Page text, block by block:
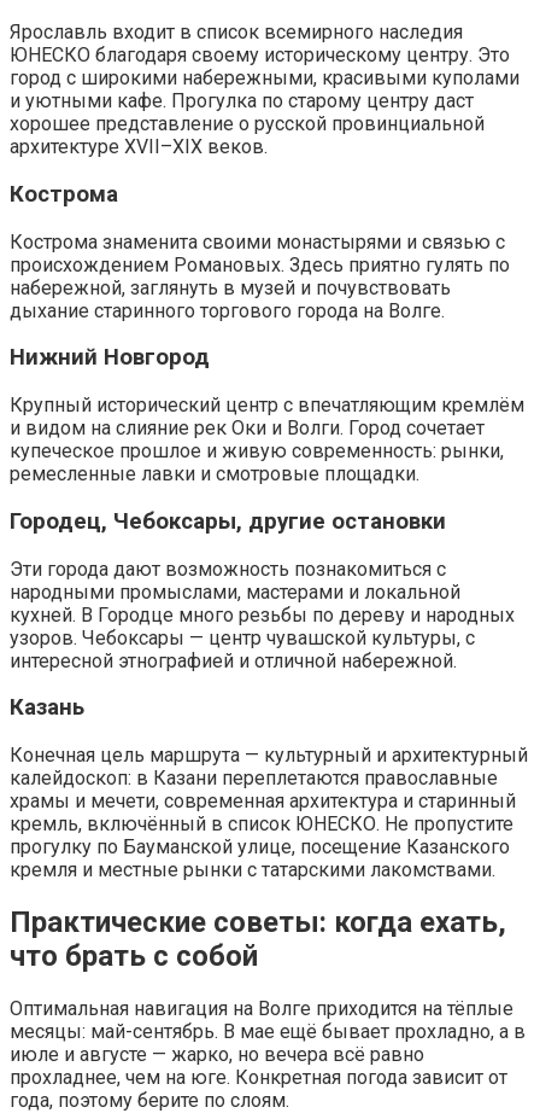
Ярославль входит в список всемирного наследия
ЮНЕСКО благодаря своему историческому центру. Это
город с широкими набережными, красивыми куполами
и уютными кафе. Прогулка по старому центру даст
хорошее представление о русской провинциальной
архитектуре XVII–XIX веков.
Кострома
Кострома знаменита своими монастырями и связью с
происхождением Романовых. Здесь приятно гулять по
набережной, заглянуть в музей и почувствовать
дыхание старинного торгового города на Волге.
Нижний Новгород
Крупный исторический центр с впечатляющим кремлём
и видом на слияние рек Оки и Волги. Город сочетает
купеческое прошлое и живую современность: рынки,
ремесленные лавки и смотровые площадки.
Городец, Чебоксары, другие остановки
Эти города дают возможность познакомиться с
народными промыслами, мастерами и локальной
кухней. В Городце много резьбы по дереву и народных
узоров. Чебоксары — центр чувашской культуры, с
интересной этнографией и отличной набережной.
Казань
Конечная цель маршрута — культурный и архитектурный
калейдоскоп: в Казани переплетаются православные
храмы и мечети, современная архитектура и старинный
кремль, включённый в список ЮНЕСКО. Не пропустите
прогулку по Бауманской улице, посещение Казанского
кремля и местные рынки с татарскими лакомствами.
Практические советы: когда ехать,
что брать с собой
Оптимальная навигация на Волге приходится на тёплые
месяцы: май-сентябрь. В мае ещё бывает прохладно, а в
июле и августе — жарко, но вечера всё равно
прохладнее, чем на юге. Конкретная погода зависит от
года, поэтому берите по слоям.